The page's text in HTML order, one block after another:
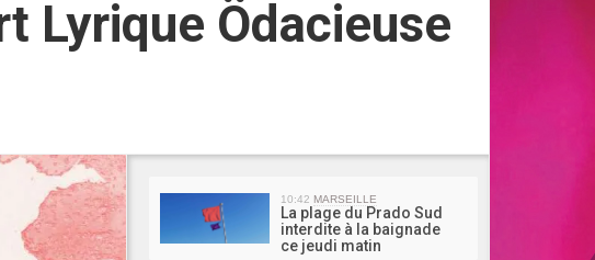
Lyrique Ödacieuse
10:42 MARSEILLE
La plage du Prado Sud
interdite à la baignade
ce jeudi matin